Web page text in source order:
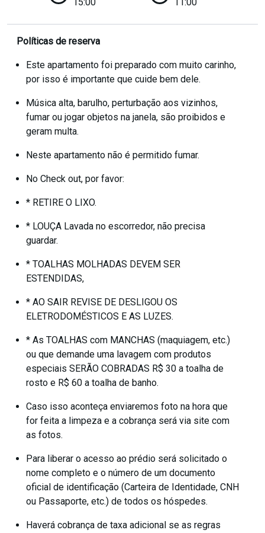
Políticas de reserva
Este apartamento foi preparado com muito carinho,
por isso é importante que cuide bem dele.
Música alta, barulho, perturbação aos vizinhos,
fumar ou jogar objetos na janela, são proibidos e
geram multa.
Neste apartamento não é permitido fumar.
No Check out, por favor:
* RETIRE O LIXO.
* LOUÇA Lavada no escorredor, não precisa
guardar.
* TOALHAS MOLHADAS DEVEM SER
ESTENDIDAS,
* AO SAIR REVISE DE DESLIGOU OS
ELETRODOMÉSTICOS E AS LUZES.
* As TOALHAS com MANCHAS (maquiagem, etc.)
ou que demande uma lavagem com produtos
especiais SERÃO COBRADAS R$ 30 a toalha de
rosto e R$ 60 a toalha de banho.
Caso isso aconteça enviaremos foto na hora que
for feita a limpeza e a cobrança será via site com
as fotos.
Para liberar o acesso ao prédio será solicitado o
nome completo e o número de um documento
oficial de identificação (Carteira de Identidade, CNH
ou Passaporte, etc.) de todos os hóspedes.
Haverá cobrança de taxa adicional se as regras